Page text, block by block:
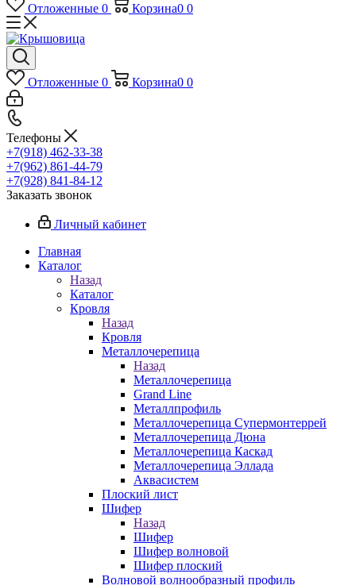
Отложенные 0 Корзина0 0
Отложенные 0 Корзина0 0
Телефоны
+7(918) 462-33-38
+7(962) 861-44-79
+7(928) 841-84-12
Заказать звонок
Личный кабинет
Главная
Каталог
Назад
Каталог
Кровля
Назад
Кровля
Металлочерепица
Назад
Металлочерепица
Grand Line
Металлпрофиль
Металлочерепица Супермонтеррей
Металлочерепица Дюна
Металлочерепица Каскад
Металлочерепица Эллада
Аквасистем
Плоский лист
Шифер
Назад
Шифер
Шифер волновой
Шифер плоский
Волновой волнообразный профиль